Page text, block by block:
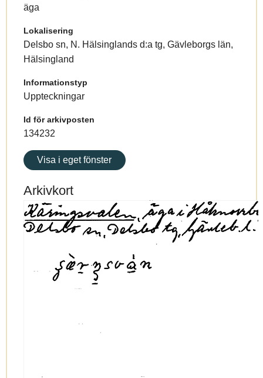
äga
Lokalisering
Delsbo sn, N. Hälsinglands d:a tg, Gävleborgs län,
Hälsingland
Informationstyp
Uppteckningar
Id för arkivposten
134232
Visa i eget fönster
Arkivkort